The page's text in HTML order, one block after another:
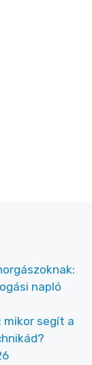
napló
mikor segít a